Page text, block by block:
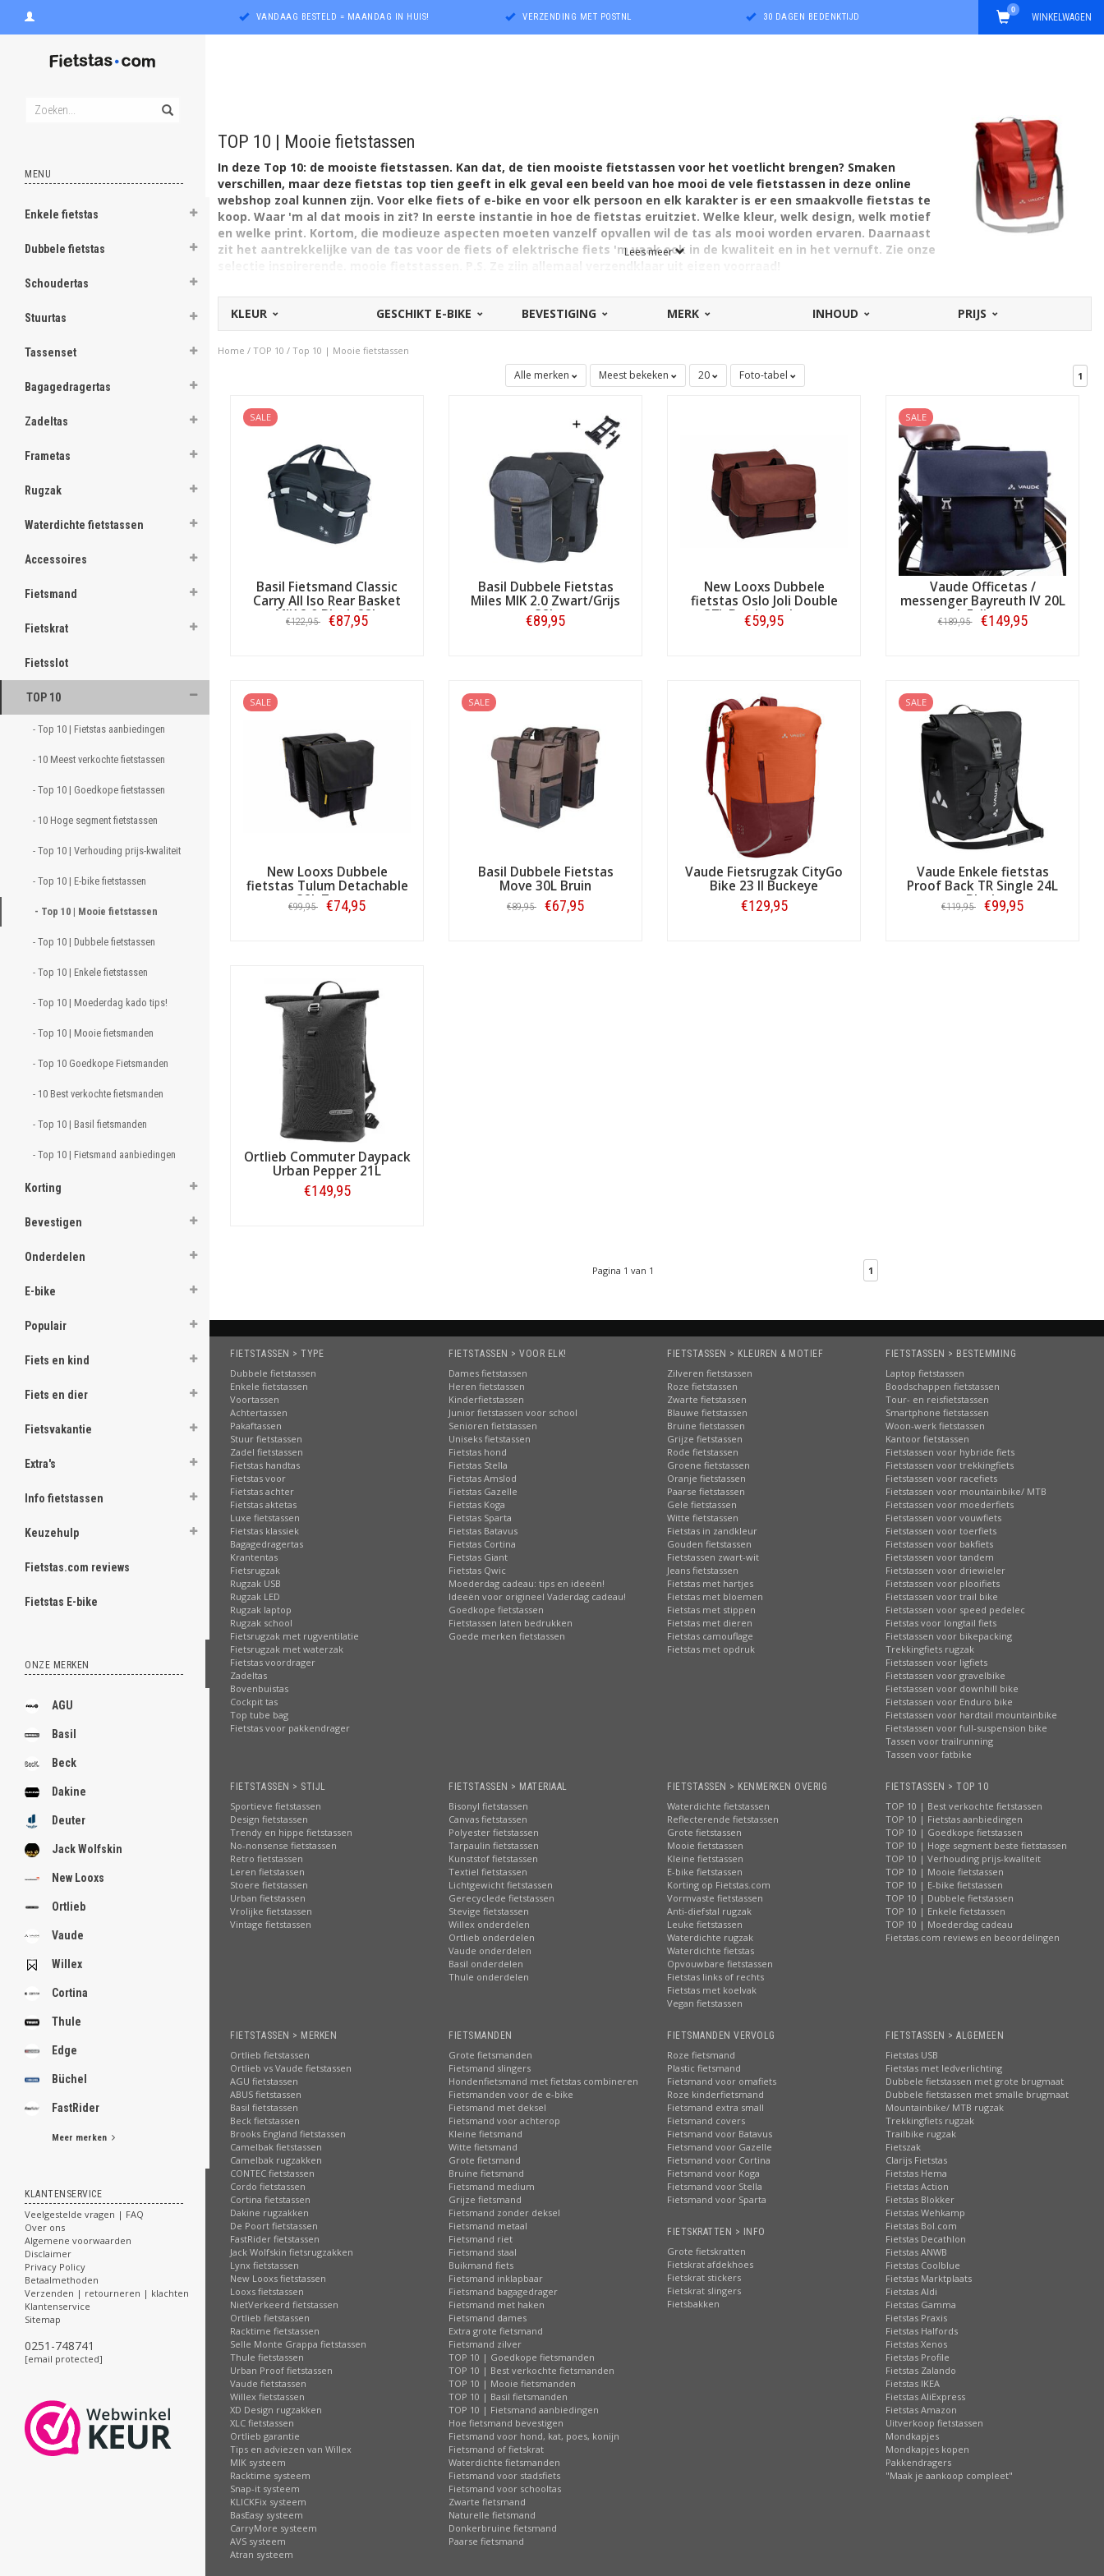
VANDAAG BESTELD = MAANDAG IN HUIS! VERZENDING MET POSTNL 30 DAGEN BEDENKTIJD WINKELWAGEN
0
MENU
Enkele fietstas
Dubbele fietstas
Schoudertas
Stuurtas
Tassenset
Bagagedragertas
Zadeltas
Frametas
Rugzak
Waterdichte fietstassen
Accessoires
Fietsmand
Fietskrat
Fietsslot
TOP 10
- Top 10 | Fietstas aanbiedingen
- 10 Meest verkochte fietstassen
- Top 10 | Goedkope fietstassen
- 10 Hoge segment fietstassen
- Top 10 | Verhouding prijs-kwaliteit
- Top 10 | E-bike fietstassen
- Top 10 | Mooie fietstassen
- Top 10 | Dubbele fietstassen
- Top 10 | Enkele fietstassen
- Top 10 | Moederdag kado tips!
- Top 10 | Mooie fietsmanden
- Top 10 Goedkope Fietsmanden
- 10 Best verkochte fietsmanden
- Top 10 | Basil fietsmanden
- Top 10 | Fietsmand aanbiedingen
Korting
Bevestigen
Onderdelen
E-bike
Populair
Fiets en kind
Fiets en dier
Fietsvakantie
Extra's
Info fietstassen
Keuzehulp
Fietstas.com reviews
Fietstas E-bike
ONZE MERKEN
AGU
Basil
Beck
Dakine
Deuter
Jack Wolfskin
New Looxs
Ortlieb
Vaude
Willex
Cortina
Thule
Edge
Büchel
FastRider
Meer merken
KLANTENSERVICE
Veelgestelde vragen | FAQ
Over ons
Algemene voorwaarden
Disclaimer
Privacy Policy
Betaalmethoden
Verzenden | retourneren | klachten
Klantenservice
Sitemap
0251-748741
[email protected]
ghost
ghost
ghost
ghost
ghost
ghost
ghost
ghost
ghost
.
.
.
.
TOP 10 | Mooie fietstassen
In deze Top 10: de mooiste fietstassen. Kan dat, de tien mooiste fietstassen voor het voetlicht brengen? Smaken
verschillen, maar deze fietstas top tien geeft in elk geval een beeld van hoe mooi de vele fietstassen in deze online
webshop zoal kunnen zijn. Voor elke fiets of e-bike en voor elk persoon en elk karakter is er een smaakvolle fietstas te
koop. Waar 'm al dat moois in zit? In eerste instantie in hoe de fietstas eruitziet. Welke kleur, welk design, welk motief
en welke print. Kortom, die modieuze aspecten moeten vanzelf opvallen wil de tas als mooi worden ervaren. Daarnaast
zit het aantrekkelijke van de tas voor de fiets of elektrische fiets 'm vaak ook in de kwaliteit en in het vernuft. Zie onze
Lees meer
KLEUR GESCHIKT E-BIKE BEVESTIGING MERK INHOUD PRIJS
Home / TOP 10 / Top 10 | Mooie fietstassen
Alle merken Meest bekeken 20 Foto-tabel 1
SALE
Basil Fietsmand Classic
Carry All Iso Rear Basket
MIK 2.0 Black 22L
€122,95 €87,95
Basil Dubbele Fietstas
Miles MIK 2.0 Zwart/Grijs
32L
€89,95
New Looxs Dubbele
fietstas Oslo Joli Double
37L Bordeaux/roest
€59,95
SALE
Vaude Officetas /
messenger Bayreuth IV 20L
L Eclipse
€189,95 €149,95
SALE
New Looxs Dubbele
fietstas Tulum Detachable
32L Zwart
€99,95 €74,95
SALE
Basil Dubbele Fietstas
Move 30L Bruin
€89,95 €67,95
Vaude Fietsrugzak CityGo
Bike 23 II Buckeye
€129,95
SALE
Vaude Enkele fietstas
Proof Back TR Single 24L
Black
€119,95 €99,95
Ortlieb Commuter Daypack
Urban Pepper 21L
€149,95
Pagina 1 van 1 1
FIETSTASSEN > TYPE
Dubbele fietstassen
Enkele fietstassen
Voortassen
Achtertassen
Pakaftassen
Stuur fietstassen
Zadel fietstassen
Fietstas handtas
Fietstas voor
Fietstas achter
Fietstas aktetas
Luxe fietstassen
Fietstas klassiek
Bagagedragertas
Krantentas
Fietsrugzak
Rugzak USB
Rugzak LED
Rugzak laptop
Rugzak school
Fietsrugzak met rugventilatie
Fietsrugzak met waterzak
Fietstas voordrager
Zadeltas
Bovenbuistas
Cockpit tas
Top tube bag
Fietstas voor pakkendrager
FIETSTASSEN > VOOR ELK!
Dames fietstassen
Heren fietstassen
Kinderfietstassen
Junior fietstassen voor school
Senioren fietstassen
Uniseks fietstassen
Fietstas hond
Fietstas Stella
Fietstas Amslod
Fietstas Gazelle
Fietstas Koga
Fietstas Sparta
Fietstas Batavus
Fietstas Cortina
Fietstas Giant
Fietstas Qwic
Moederdag cadeau: tips en ideeën!
Ideeën voor origineel Vaderdag cadeau!
Goedkope fietstassen
Fietstassen laten bedrukken
Goede merken fietstassen
FIETSTASSEN > KLEUREN & MOTIEF
Zilveren fietstassen
Roze fietstassen
Zwarte fietstassen
Blauwe fietstassen
Bruine fietstassen
Grijze fietstassen
Rode fietstassen
Groene fietstassen
Oranje fietstassen
Paarse fietstassen
Gele fietstassen
Witte fietstassen
Fietstas in zandkleur
Gouden fietstassen
Fietstassen zwart-wit
Jeans fietstassen
Fietstas met hartjes
Fietstas met bloemen
Fietstas met stippen
Fietstas met dieren
Fietstas camouflage
Fietstas met opdruk
FIETSTASSEN > BESTEMMING
Laptop fietstassen
Boodschappen fietstassen
Tour- en reisfietstassen
Smartphone fietstassen
Woon-werk fietstassen
Kantoor fietstassen
Fietstassen voor hybride fiets
Fietstassen voor trekkingfiets
Fietstassen voor racefiets
Fietstassen voor mountainbike/ MTB
Fietstassen voor moederfiets
Fietstassen voor vouwfiets
Fietstassen voor toerfiets
Fietstassen voor bakfiets
Fietstassen voor tandem
Fietstassen voor driewieler
Fietstassen voor plooifiets
Fietstassen voor trail bike
Fietstassen voor speed pedelec
Fietstas voor longtail fiets
Fietstassen voor bikepacking
Trekkingfiets rugzak
Fietstassen voor ligfiets
Fietstassen voor gravelbike
Fietstassen voor downhill bike
Fietstassen voor Enduro bike
Fietstassen voor hardtail mountainbike
Fietstassen voor full-suspension bike
Tassen voor trailrunning
Tassen voor fatbike
FIETSTASSEN > STIJL
Sportieve fietstassen
Design fietstassen
Trendy en hippe fietstassen
No-nonsense fietstassen
Retro fietstassen
Leren fietstassen
Stoere fietstassen
Urban fietstassen
Vrolijke fietstassen
Vintage fietstassen
FIETSTASSEN > MATERIAAL
Bisonyl fietstassen
Canvas fietstassen
Polyester fietstassen
Tarpaulin fietstassen
Kunststof fietstassen
Textiel fietstassen
Lichtgewicht fietstassen
Gerecyclede fietstassen
Stevige fietstassen
Willex onderdelen
Ortlieb onderdelen
Vaude onderdelen
Basil onderdelen
Thule onderdelen
FIETSTASSEN > KENMERKEN OVERIG
Waterdichte fietstassen
Reflecterende fietstassen
Grote fietstassen
Mooie fietstassen
Kleine fietstassen
E-bike fietstassen
Korting op Fietstas.com
Vormvaste fietstassen
Anti-diefstal rugzak
Leuke fietstassen
Waterdichte rugzak
Waterdichte fietstas
Opvouwbare fietstassen
Fietstas links of rechts
Fietstas met koelvak
Vegan fietstassen
FIETSTASSEN > TOP 10
TOP 10 | Best verkochte fietstassen
TOP 10 | Fietstas aanbiedingen
TOP 10 | Goedkope fietstassen
TOP 10 | Hoge segment beste fietstassen
TOP 10 | Verhouding prijs-kwaliteit
TOP 10 | Mooie fietstassen
TOP 10 | E-bike fietstassen
TOP 10 | Dubbele fietstassen
TOP 10 | Enkele fietstassen
TOP 10 | Moederdag cadeau
Fietstas.com reviews en beoordelingen
FIETSTASSEN > MERKEN
Ortlieb fietstassen
Ortlieb vs Vaude fietstassen
AGU fietstassen
ABUS fietstassen
Basil fietstassen
Beck fietstassen
Brooks England fietstassen
Camelbak fietstassen
Camelbak rugzakken
CONTEC fietstassen
Cordo fietstassen
Cortina fietstassen
Dakine rugzakken
De Poort fietstassen
FastRider fietstassen
Jack Wolfskin fietsrugzakken
Lynx fietstassen
New Looxs fietstassen
Looxs fietstassen
NietVerkeerd fietstassen
Ortlieb fietstassen
Racktime fietstassen
Selle Monte Grappa fietstassen
Thule fietstassen
Urban Proof fietstassen
Vaude fietstassen
Willex fietstassen
XD Design rugzakken
XLC fietstassen
Ortlieb garantie
Tips en adviezen van Willex
MIK systeem
Racktime systeem
Snap-it systeem
KLICKFix systeem
BasEasy systeem
CarryMore systeem
AVS systeem
Atran systeem
FIETSMANDEN
Grote fietsmanden
Fietsmand slingers
Hondenfietsmand met fietstas combineren
Fietsmanden voor de e-bike
Fietsmand met deksel
Fietsmand voor achterop
Kleine fietsmand
Witte fietsmand
Grote fietsmand
Bruine fietsmand
Fietsmand medium
Grijze fietsmand
Fietsmand zonder deksel
Fietsmand metaal
Fietsmand riet
Fietsmand staal
Buikmand fiets
Fietsmand inklapbaar
Fietsmand bagagedrager
Fietsmand met haken
Fietsmand dames
Extra grote fietsmand
Fietsmand zilver
TOP 10 | Goedkope fietsmanden
TOP 10 | Best verkochte fietsmanden
TOP 10 | Mooie fietsmanden
TOP 10 | Basil fietsmanden
TOP 10 | Fietsmand aanbiedingen
Hoe fietsmand bevestigen
Fietsmand voor hond, kat, poes, konijn
Fietsmand of fietskrat
Waterdichte fietsmanden
Fietsmand voor stadsfiets
Fietsmand voor schooltas
Zwarte fietsmand
Naturelle fietsmand
Donkerbruine fietsmand
Paarse fietsmand
FIETSMANDEN VERVOLG
Roze fietsmand
Plastic fietsmand
Fietsmand voor omafiets
Roze kinderfietsmand
Fietsmand extra small
Fietsmand covers
Fietsmand voor Batavus
Fietsmand voor Gazelle
Fietsmand voor Cortina
Fietsmand voor Koga
Fietsmand voor Stella
Fietsmand voor Sparta
FIETSKRATTEN > INFO
Grote fietskratten
Fietskrat afdekhoes
Fietskrat stickers
Fietskrat slingers
Fietsbakken
FIETSTASSEN > ALGEMEEN
Fietstas USB
Fietstas met ledverlichting
Dubbele fietstassen met grote brugmaat
Dubbele fietstassen met smalle brugmaat
Mountainbike/ MTB rugzak
Trekkingfiets rugzak
Trailbike rugzak
Fietszak
Clarijs Fietstas
Fietstas Hema
Fietstas Action
Fietstas Blokker
Fietstas Wehkamp
Fietstas Bol.com
Fietstas Decathlon
Fietstas ANWB
Fietstas Coolblue
Fietstas Marktplaats
Fietstas Aldi
Fietstas Gamma
Fietstas Praxis
Fietstas Halfords
Fietstas Xenos
Fietstas Profile
Fietstas Zalando
Fietstas IKEA
Fietstas AliExpress
Fietstas Amazon
Uitverkoop fietstassen
Mondkapjes
Mondkapjes kopen
Pakkendragers
"Maak je aankoop compleet"